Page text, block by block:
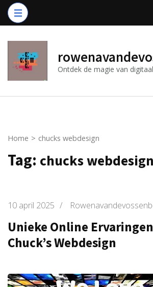
Ga
naar
(druk
Enter)
Ontdek de magie van
Home > chucks webdesign
Tag: chucks webdesign
10 april 2025 /
Unieke Online
Chuck’s Webdesign